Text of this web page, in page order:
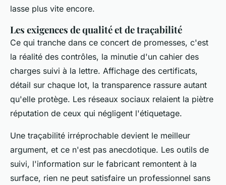
lasse plus vite encore.
Les exigences de qualité et de traçabilité
Ce qui tranche dans ce concert de promesses, c'est
la réalité des contrôles, la minutie d'un cahier des
charges suivi à la lettre. Affichage des certificats,
détail sur chaque lot, la transparence rassure autant
qu'elle protège. Les réseaux sociaux relaient la piètre
réputation de ceux qui négligent l'étiquetage.
Une traçabilité irréprochable devient le meilleur
argument, et ce n'est pas anecdotique. Les outils de
suivi, l'information sur le fabricant remontent à la
surface, rien ne peut satisfaire un professionnel sans